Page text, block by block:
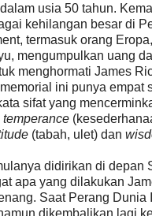
usia 50 tahun.
kehilangan besar di
termasuk orang
mengumpulkan uang
menghormati James
ini punya empat
sifat yang
temperance
(tabah, ulet) dan
didirikan di depan
apa yang dilakukan
Saat Perang Dunia
dikembalikan lagi